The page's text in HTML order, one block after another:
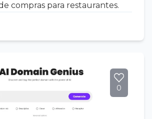
compras para restaurantes.
0